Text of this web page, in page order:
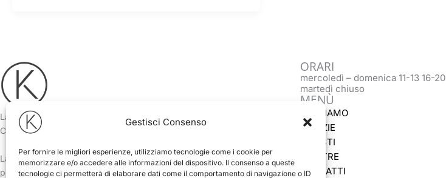
Gestisci Consenso
Per fornire le migliori esperienze, utilizziamo tecnologie come i cookie per
memorizzare e/o accedere alle informazioni del dispositivo. Il consenso a queste
tecnologie ci permetterà di elaborare dati come il comportamento di navigazione o ID
La Kyro Art Gallery, fondata nel 2018 da Antimo Pascale e Luigi
Ciurlia, opera nel mondo dell’arte contemporanea.
La galleria d’arte di Pietrasanta ospita ogni anno mostre
personali e collettive distillate e concentrate attorno a una
ORARI
mercoledì – domenica 11-13 16-20
martedì chiuso
MENÙ
CHI SIAMO
NOTIZIE
ARTISTI
MOSTRE
CONTATTI